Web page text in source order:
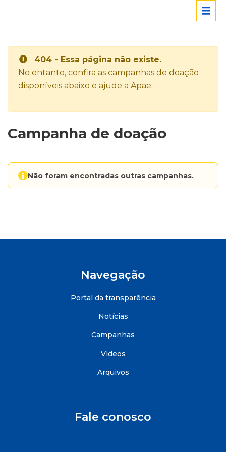
404 - Essa página não existe.
No entanto, confira as campanhas de doação
disponíveis abaixo e ajude a Apae:
Campanha de doação
Não foram encontradas outras campanhas.
Navegação
Portal da transparência
Notícias
Campanhas
Videos
Arquivos
Fale conosco